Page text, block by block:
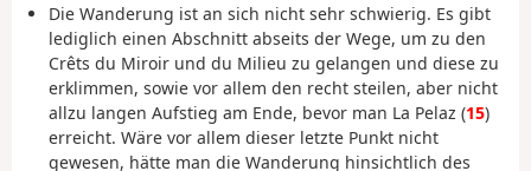
Die Wanderung ist an sich nicht sehr schwierig. Es gibt
lediglich einen Abschnitt abseits der Wege, um zu den
Crêts du Miroir und du Milieu zu gelangen und diese zu
erklimmen, sowie vor allem den recht steilen, aber nicht
allzu langen Aufstieg am Ende, bevor man La Pelaz (15)
erreicht. Wäre vor allem dieser letzte Punkt nicht
gewesen, hätte man die Wanderung hinsichtlich des